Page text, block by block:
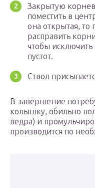
Закрытую
поместить в
она открытая, то
расправить
чтобы
пустот.
Ствол
В завершение
колышку, обильно
ведра) и
производится по